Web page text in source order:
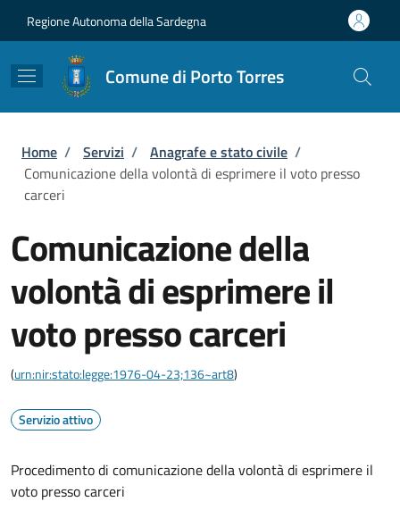
Regione Autonoma della Sardegna
Comune di Porto Torres
Briciole di pane
Home / Servizi / Anagrafe e stato civile /
Comunicazione della volontà di esprimere il voto presso
carceri
Comunicazione della
volontà di esprimere il
voto presso carceri
(urn:nir:stato:legge:1976-04-23;136~art8)
Servizio attivo
Procedimento di comunicazione della volontà di esprimere il
voto presso carceri